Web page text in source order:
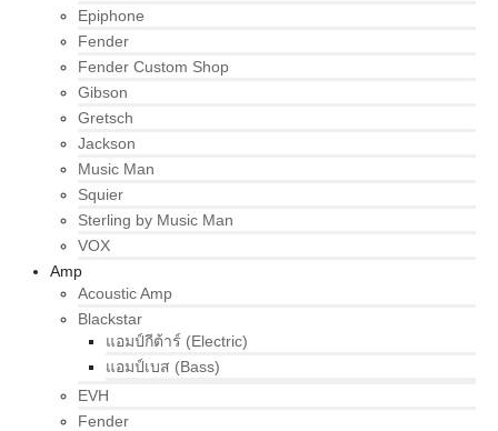
Epiphone
Fender
Fender Custom Shop
Gibson
Gretsch
Jackson
Music Man
Squier
Sterling by Music Man
VOX
Amp
Acoustic Amp
Blackstar
แอมป์กีต้าร์ (Electric)
แอมป์เบส (Bass)
EVH
Fender